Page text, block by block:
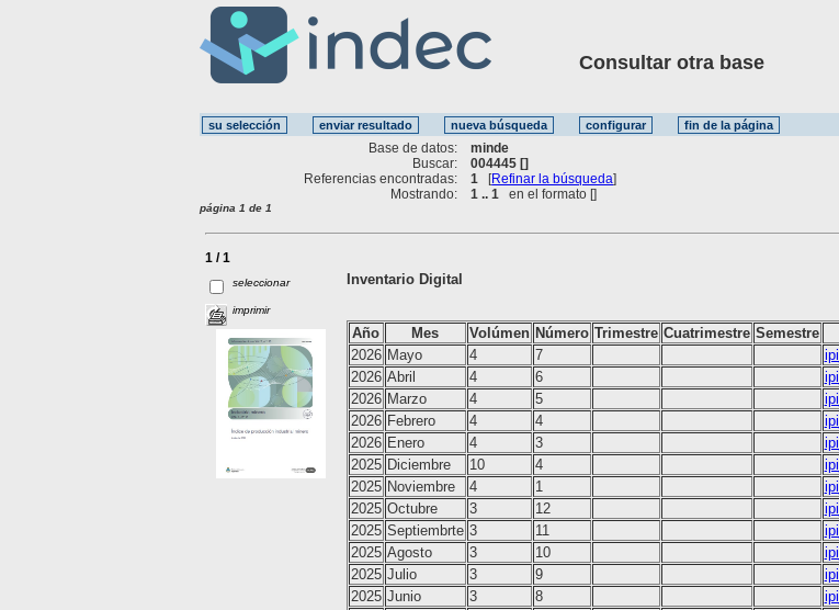
Consultar otra base
Base de datos:
minde
Buscar:
004445 []
Referencias encontradas:
1 [Refinar la búsqueda]
Mostrando:
1 .. 1 en el formato []
página 1 de 1
1 / 1
seleccionar
imprimir
Inventario Digital
Año Mes Volúmen Número Trimestre Cuatrimestre Semestre
2026 Mayo 4 7
2026 Abril 4 6
2026 Marzo 4 5
2026 Febrero 4 4
2026 Enero 4 3
2025 Diciembre 10 4
2025 Noviembre 4 1
2025 Octubre 3 12
2025 Septiembrte 3 11
2025 Agosto 3 10
2025 Julio 3 9
2025 Junio 3 8